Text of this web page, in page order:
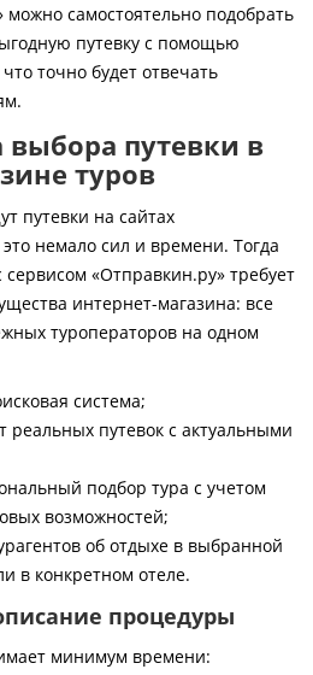
можно самостоятельно подобрать
путевку с помощью
точно будет отвечать
путевки в
туров
путевки на сайтах
немало сил и времени. Тогда
сервисом «Отправкин.ру» требует
интернет-магазина: все
туроператоров на одном
система;
реальных путевок с актуальными
подбор тура с учетом
возможностей;
об отдыхе в выбранной
в конкретном отеле.
процедуры
минимум времени: